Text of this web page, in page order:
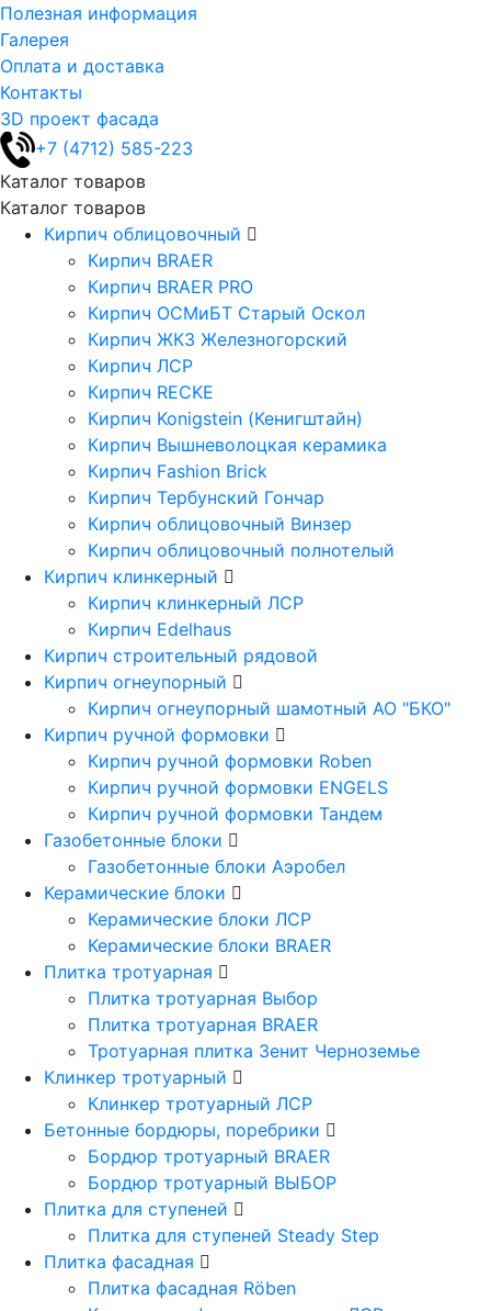
Полезная информация
Галерея
Оплата и доставка
Контакты
3D проект фасада
+7 (4712) 585-223
Каталог товаров
Каталог товаров
Кирпич облицовочный
Кирпич BRAER
Кирпич BRAER PRO
Кирпич ОСМиБТ Старый Оскол
Кирпич ЖКЗ Железногорский
Кирпич ЛСР
Кирпич RECKE
Кирпич Konigstein (Кенигштайн)
Кирпич Вышневолоцкая керамика
Кирпич Fashion Brick
Кирпич Тербунский Гончар
Кирпич облицовочный Винзер
Кирпич облицовочный полнотелый
Кирпич клинкерный
Кирпич клинкерный ЛСР
Кирпич Edelhaus
Кирпич строительный рядовой
Кирпич огнеупорный
Кирпич огнеупорный шамотный АО "БКО"
Кирпич ручной формовки
Кирпич ручной формовки Roben
Кирпич ручной формовки ENGELS
Кирпич ручной формовки Тандем
Газобетонные блоки
Газобетонные блоки Аэробел
Керамические блоки
Керамические блоки ЛСР
Керамические блоки BRAER
Плитка тротуарная
Плитка тротуарная Выбор
Плитка тротуарная BRAER
Тротуарная плитка Зенит Черноземье
Клинкер тротуарный
Клинкер тротуарный ЛСР
Бетонные бордюры, поребрики
Бордюр тротуарный BRAER
Бордюр тротуарный ВЫБОР
Плитка для ступеней
Плитка для ступеней Steady Step
Плитка фасадная
Плитка фасадная Röben